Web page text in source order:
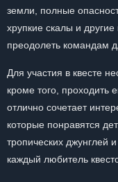
земли, полные
хрупкие скалы и
преодолеть командам
Для участия в квесте
кроме того, проходить
отлично сочетает
которые понравятся
тропических джунглей
каждый любитель